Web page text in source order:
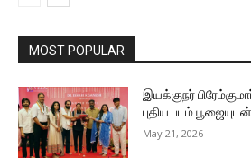
MOST POPULAR
இயக்குநர்
புதிய படம்
May 21, 2026